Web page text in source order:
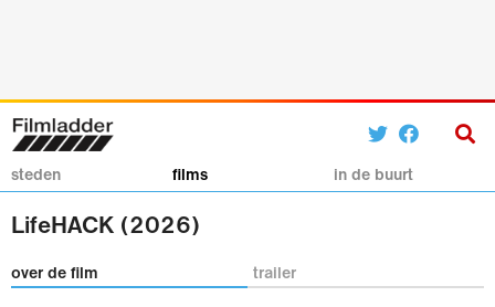
steden films in de buurt
LifeHACK (2026)
over de film trailer